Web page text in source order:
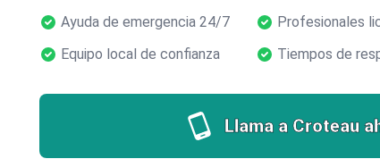
Ayuda de emergencia 24/7 Profesionales
Equipo local de confianza
Tiempos de
Llama a Croteau